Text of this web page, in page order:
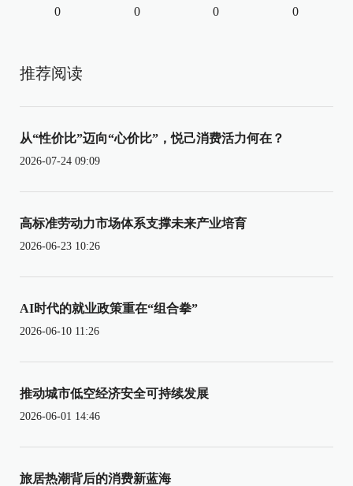
0 0 0 0
推荐阅读
从“性价比”迈向“心价比”，悦己消费活力何在？
2026-07-24 09:09
高标准劳动力市场体系支撑未来产业培育
2026-06-23 10:26
AI时代的就业政策重在“组合拳”
2026-06-10 11:26
推动城市低空经济安全可持续发展
2026-06-01 14:46
旅居热潮背后的消费新蓝海